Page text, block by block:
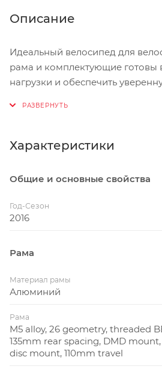
Описание
Идеальный велосипед для
рама и комплектующие
нагрузки и обеспечить
Характеристики
Общие и основные свойства
Год-Сезон
2016
Рама
Материал рамы
Алюминий
Рама
M5 alloy, 26 geometry, threaded
135mm rear spacing, DMD
disc mount, 110mm travel